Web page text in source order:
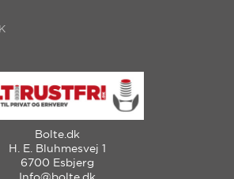
Bolte.dk
H. E. Bluhmesvej 1
6700 Esbjerg